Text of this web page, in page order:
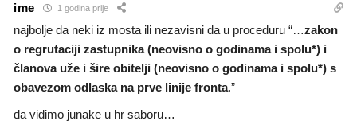
ime 1 godina prije
najbolje da neki iz mosta ili nezavisni da u proceduru “…zakon
o regrutaciji zastupnika (neovisno o godinama i spolu*) i
članova uže i šire obitelji (neovisno o godinama i spolu*) s
obavezom odlaska na prve linije fronta.”
da vidimo junake u hr saboru…